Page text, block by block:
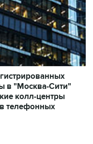
в "Москва-Сити"
колл-центры
телефонных